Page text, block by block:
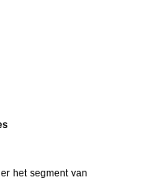
het segment van